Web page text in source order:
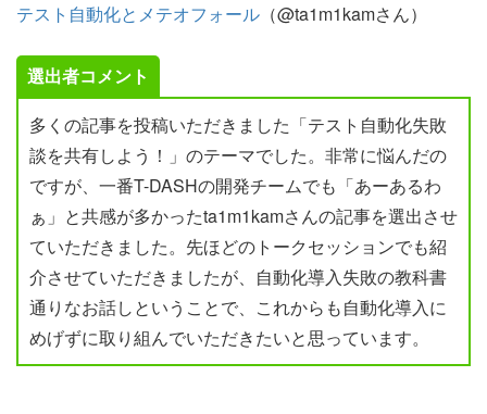
テスト自動化とメテオフォール （@ta1m1kamさん）
選出者コメント
多くの記事を投稿いただきました「テスト自動化失敗
談を共有しよう！」のテーマでした。非常に悩んだの
ですが、一番T-DASHの開発チームでも「あーあるわ
ぁ」と共感が多かったta1m1kamさんの記事を選出させ
ていただきました。先ほどのトークセッションでも紹
介させていただきましたが、自動化導入失敗の教科書
通りなお話しということで、これからも自動化導入に
めげずに取り組んでいただきたいと思っています。